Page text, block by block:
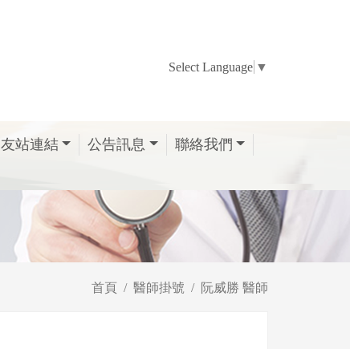
Select Language ▼
友站連結 公告訊息
聯絡我們
首頁 醫師掛號 阮威勝 醫師